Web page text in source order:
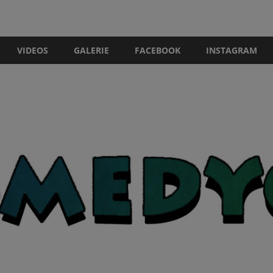
VIDEOS GALERIE FACEBOOK INSTAGRAM